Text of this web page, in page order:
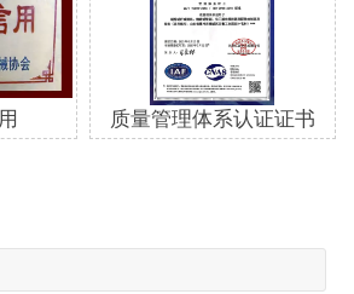
质量管理体系认证证书